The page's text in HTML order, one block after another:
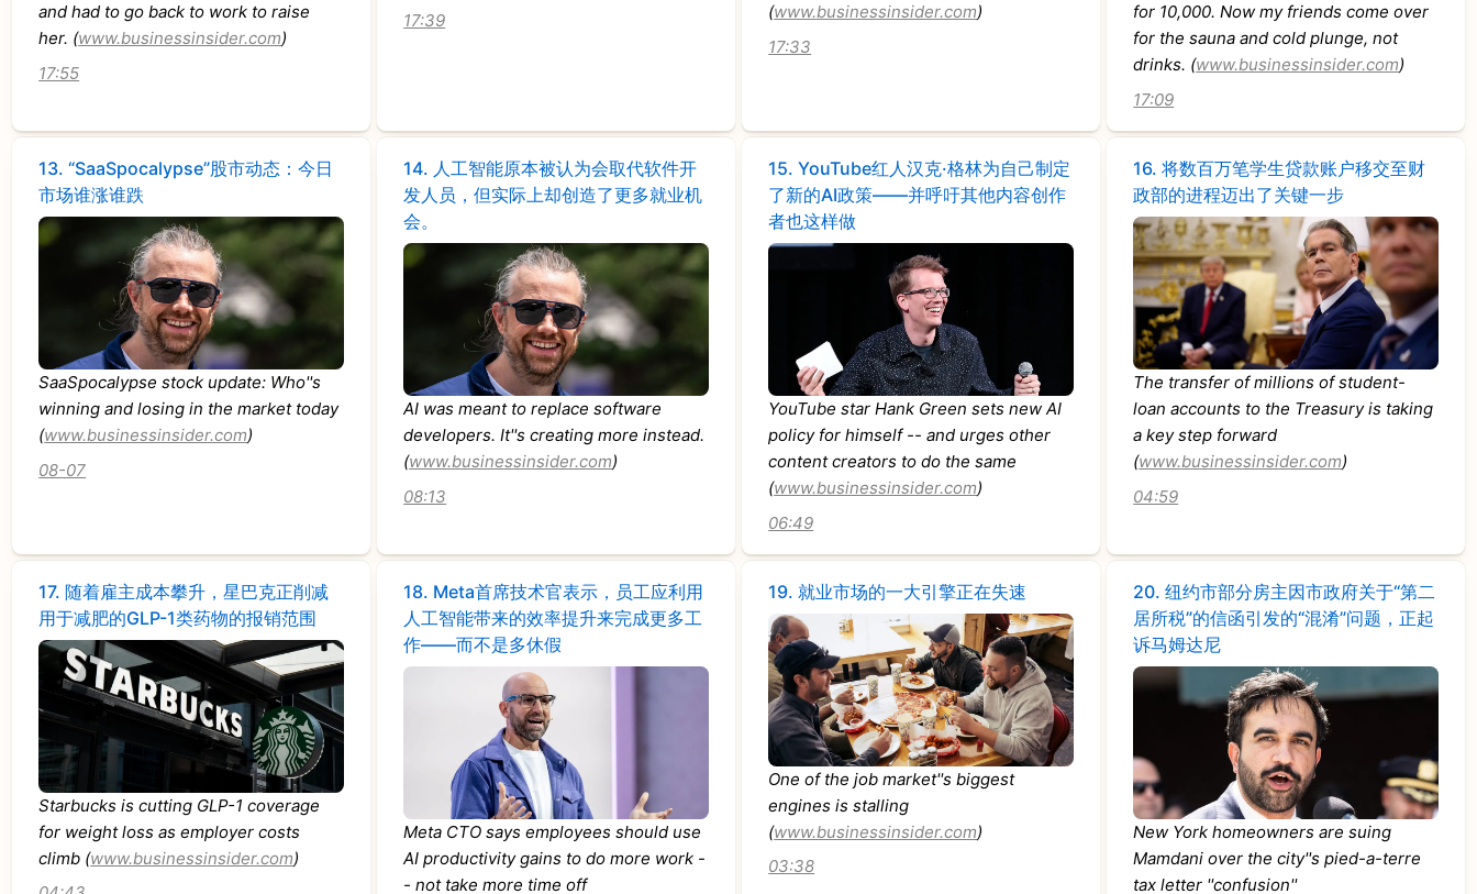
and had to go back to work to raise
her. (www.businessinsider.com)
17:55
17:39
(www.businessinsider.com)
17:33
for 10,000. Now my friends come over
for the sauna and cold plunge, not
drinks. (www.businessinsider.com)
17:09
13.“SaaSpocalypse”股市动态：今日
市场谁涨谁跌
SaaSpocalypse stock update: Who''s
winning and losing in the market today
(www.businessinsider.com)
08-07
14. 人工智能原本被认为会取代软件开
发人员，但实际上却创造了更多就业机
会。
AI was meant to replace software
developers. It''s creating more instead.
(www.businessinsider.com)
08:13
15.YouTube红人汉克·格林为自己制定
了新的AI政策——并呼吁其他内容创作
者也这样做
YouTube star Hank Green sets new AI
policy for himself -- and urges other
content creators to do the same
(www.businessinsider.com)
06:49
16.将数百万笔学生贷款账户移交至财
政部的进程迈出了关键一步
The transfer of millions of student-
loan accounts to the Treasury is taking
a key step forward
(www.businessinsider.com)
04:59
17.随着雇主成本攀升，星巴克正削减
用于减肥的GLP-1类药物的报销范围
Starbucks is cutting GLP-1 coverage
for weight loss as employer costs
climb (www.businessinsider.com)
18. Meta首席技术官表示，员工应利用
人工智能带来的效率提升来完成更多工
作——而不是多休假
Meta CTO says employees should use
AI productivity gains to do more work -
- not take more time off
19. 就业市场的一大引擎正在失速
One of the job market''s biggest
engines is stalling
(www.businessinsider.com)
03:38
20.纽约市部分房主因市政府关于“第二
居所税”的信函引发的“混淆”问题，正起
诉马姆达尼
New York homeowners are suing
Mamdani over the city''s pied-a-terre
tax letter ''confusion''